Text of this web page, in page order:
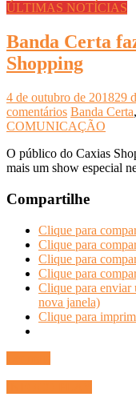
ÚLTIMAS NOTÍCIAS
Banda Certa
Shopping
4 de outubro de 201829
comentários Banda Certa,
COMUNICAÇÃO
O público do Caxias
mais um show especial
Compartilhe
Clique para
Clique para
Clique para
Clique para
Clique para enviar
nova janela)
Clique para